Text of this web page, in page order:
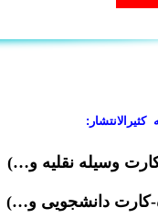
کثیرالانتشار:
وسیله نقلیه و…)
دانشجویی و…)